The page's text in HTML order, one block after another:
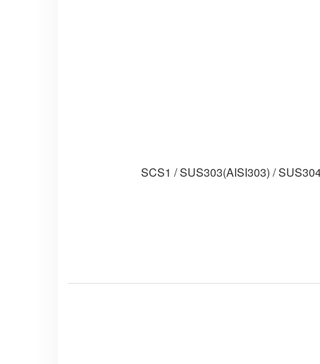
SCS1 / SUS303(AISI303) /